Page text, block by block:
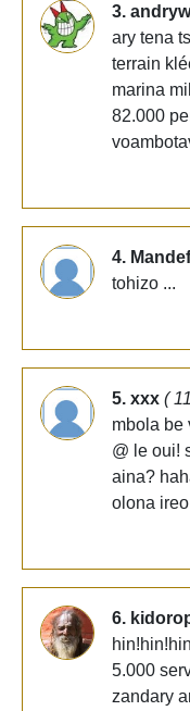
3.
ary tena
terrain
marina
82.000
4.
tohizo ...
5. xxx (
mbola be
@ le oui!
aina?
olona
6.
5.000
zandary